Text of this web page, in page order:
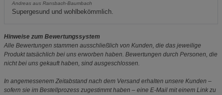
Andreas aus Ransbach-Baumbach
Supergesund und wohlbekömmlich.
Hinweise zum Bewertungssystem
Alle Bewertungen stammen ausschließlich von Kunden, die das jeweilige
Produkt tatsächlich bei uns erworben haben. Bewertungen durch Personen, die
nicht bei uns gekauft haben, sind ausgeschlossen.
In angemessenem Zeitabstand nach dem Versand erhalten unsere Kunden –
sofern sie im Bestellprozess zugestimmt haben – eine E-Mail mit einem Link zu